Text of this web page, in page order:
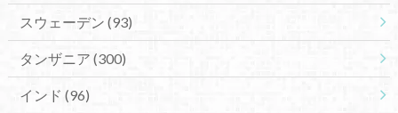
スウェーデン (93)
タンザニア (300)
インド (96)